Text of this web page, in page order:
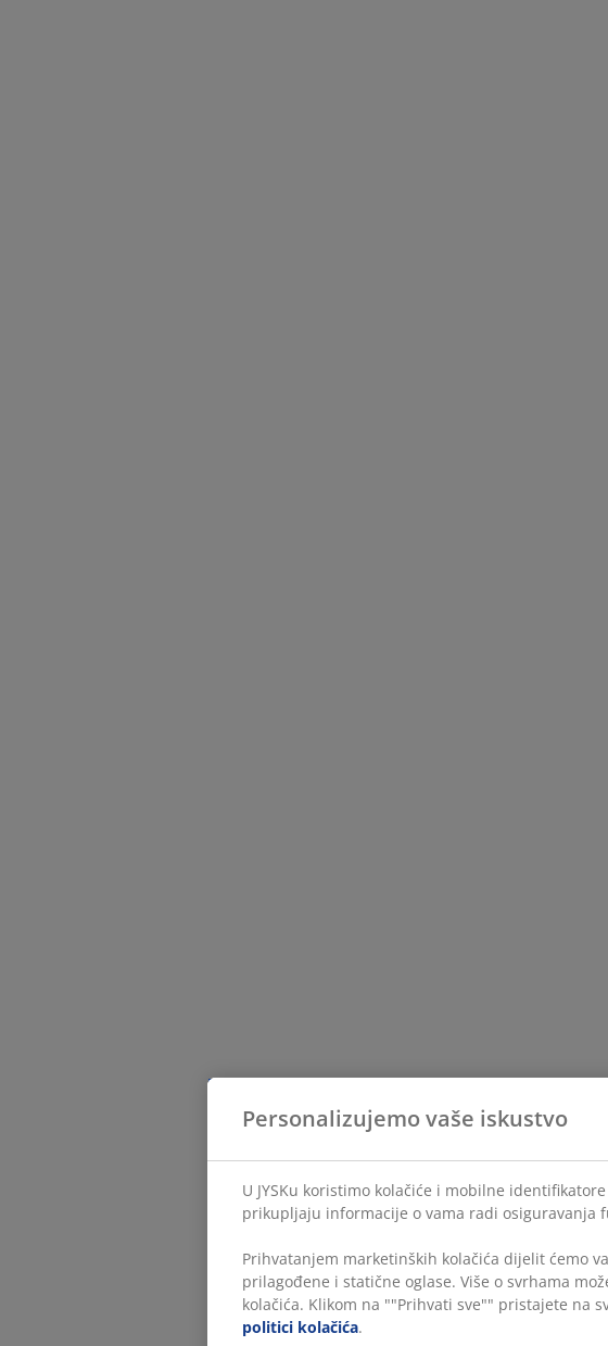
Personalizujemo vaše iskustvo
U JYSKu koristimo kolačiće i mobilne
prikupljaju informacije o vama radi osiguravanja
Prihvatanjem marketinških kolačića dijelit ćemo
prilagođene i statične oglase. Više o svrhama
kolačića. Klikom na ""Prihvati sve"" pristajete na
politici kolačića.